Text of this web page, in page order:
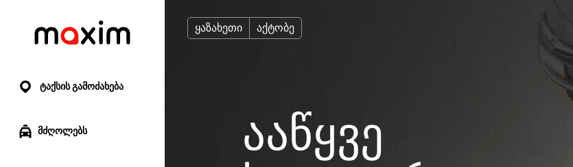
ტაქსის გამოძახება
მძღოლებს
ყაზახეთი აქტობე
ააწყვე